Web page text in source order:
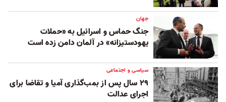
جهان
جنگ حماس و اسرائیل به «حملات
یهودستیزانه» در آلمان دامن زده است
سیاسی و اجتماعی
۲۹ سال پس از بمب‌گذاری آمیا و تقاضا برای
اجرای عدالت